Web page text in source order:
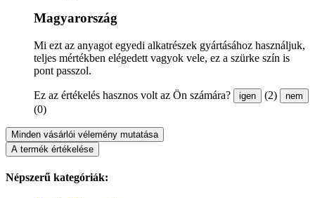
Magyarország
Mi ezt az anyagot egyedi alkatrészek gyártásához használjuk,
teljes mértékben elégedett vagyok vele, ez a szürke szín is
pont passzol.
Ez az értékelés hasznos volt az Ön számára? igen (2) nem
(0)
Minden vásárlói vélemény mutatása
A termék értékelése
Népszerű kategóriák: